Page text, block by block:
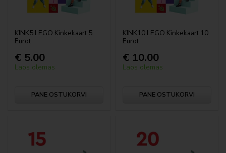
KINK5 LEGO Kinkekaart 5
Eurot
€ 5.00
Laos olemas
PANE OSTUKORVI
KINK10 LEGO Kinkekaart 10
Eurot
€ 10.00
Laos olemas
PANE OSTUKORVI
City
Classic
Creator
DOTS™